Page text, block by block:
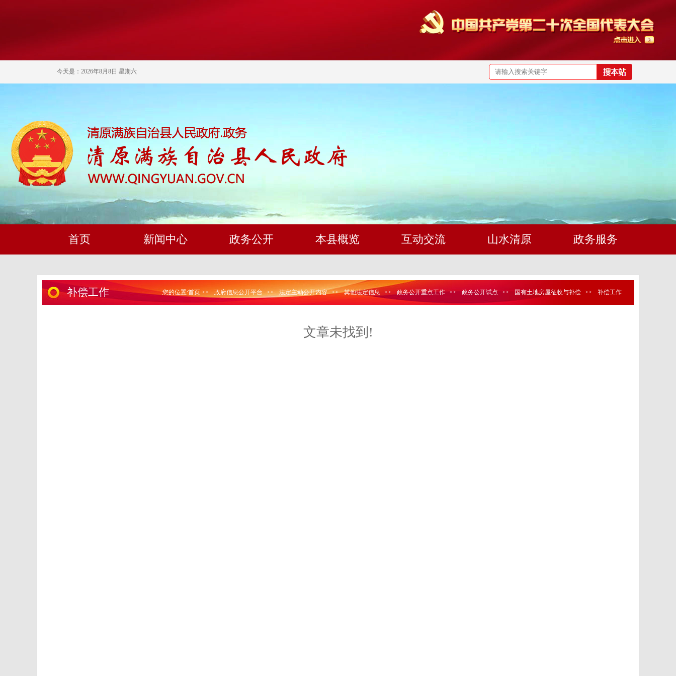
今天是：2026年8月8日 星期六
首页 新闻中心 政务公开 本县概览 互动交流 山水清原 政务服务
补偿工作 您的位置:首页 >> 政府信息公开平台 >> 法定主动公开内容 >> 其他法定信息 >> 政务公开重点工作 >> 政务公开试点 >> 国有土地房屋征收与补偿 >> 补偿工作
文章未找到!